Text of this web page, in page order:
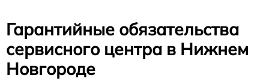
Гарантийные обязательства
сервисного центра в Нижнем
Новгороде